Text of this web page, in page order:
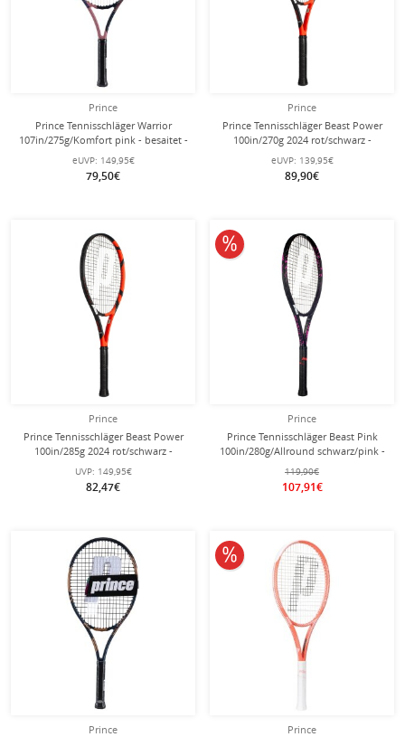
Prince
Prince Tennisschläger Warrior
107in/275g/Komfort pink - besaitet -
eUVP: 149,95€
79,50€
Prince
Prince Tennisschläger Beast Power
100in/270g 2024 rot/schwarz -
besaitet -
eUVP: 139,95€
89,90€
Prince
Prince Tennisschläger Beast Power
100in/285g 2024 rot/schwarz -
besaitet -
UVP: 149,95€
82,47€
Prince
Prince Tennisschläger Beast Pink
100in/280g/Allround schwarz/pink -
unbesaitet -
119,90€
107,91€
10% reduziert
Prince
Prince
10% reduziert